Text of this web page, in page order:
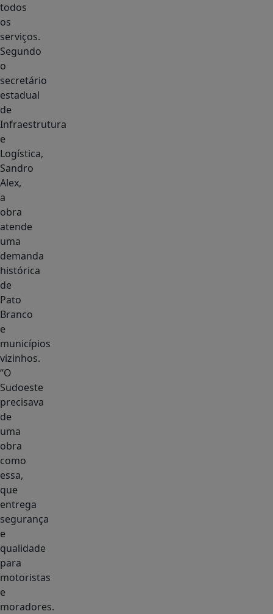
todos
os
serviços.
Segundo
o
secretário
estadual
de
Infraestrutura
e
Logística,
Sandro
Alex,
a
obra
atende
uma
demanda
histórica
de
Pato
Branco
e
municípios
vizinhos.
“O
Sudoeste
precisava
de
uma
obra
como
essa,
que
entrega
segurança
e
qualidade
para
motoristas
e
moradores.